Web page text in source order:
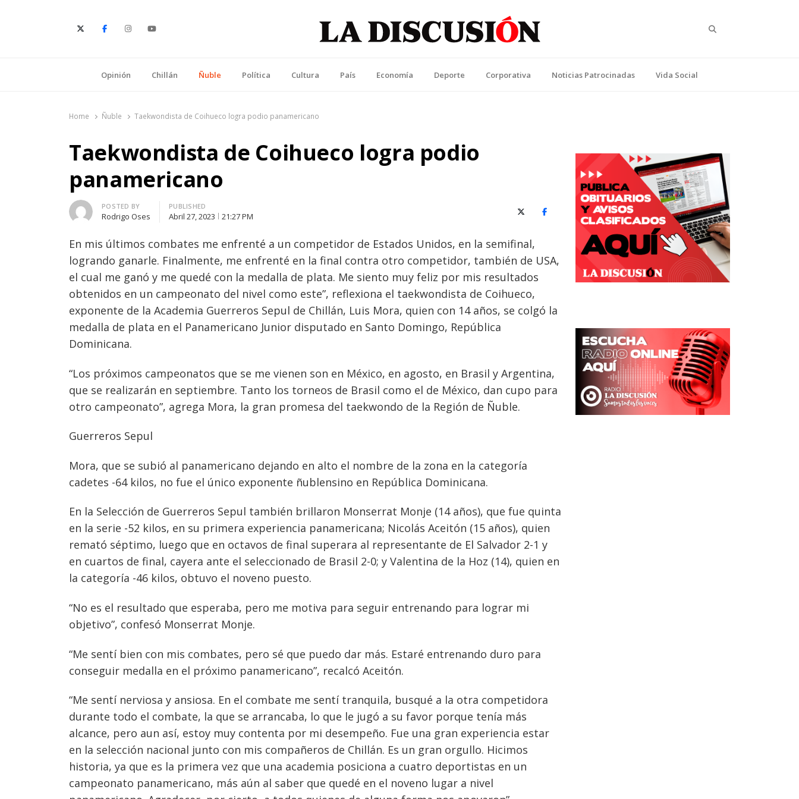
Opinión Chillán Ñuble Política Cultura País Economía Deporte Corporativa Noticias Patrocinadas Vida Social
Home Ñuble Taekwondista de Coihueco logra podio panamericano
Taekwondista de Coihueco logra podio
panamericano
Author
POSTED BY
Rodrigo Oses
PUBLISHED
Abril 27, 2023 21:27 PM X (Twitter)Facebook
En mis últimos combates me enfrenté a un competidor de Estados Unidos, en la semifinal,
logrando ganarle. Finalmente, me enfrenté en la final contra otro competidor, también de USA,
el cual me ganó y me quedé con la medalla de plata. Me siento muy feliz por mis resultados
obtenidos en un campeonato del nivel como este”, reflexiona el taekwondista de Coihueco,
exponente de la Academia Guerreros Sepul de Chillán, Luis Mora, quien con 14 años, se colgó la
medalla de plata en el Panamericano Junior disputado en Santo Domingo, República
Dominicana.
“Los próximos campeonatos que se me vienen son en México, en agosto, en Brasil y Argentina,
que se realizarán en septiembre. Tanto los torneos de Brasil como el de México, dan cupo para
otro campeonato”, agrega Mora, la gran promesa del taekwondo de la Región de Ñuble.
Guerreros Sepul
Mora, que se subió al panamericano dejando en alto el nombre de la zona en la categoría
cadetes -64 kilos, no fue el único exponente ñublensino en República Dominicana.
En la Selección de Guerreros Sepul también brillaron Monserrat Monje (14 años), que fue quinta
en la serie -52 kilos, en su primera experiencia panamericana; Nicolás Aceitón (15 años), quien
remató séptimo, luego que en octavos de final superara al representante de El Salvador 2-1 y
en cuartos de final, cayera ante el seleccionado de Brasil 2-0; y Valentina de la Hoz (14), quien en
la categoría -46 kilos, obtuvo el noveno puesto.
“No es el resultado que esperaba, pero me motiva para seguir entrenando para lograr mi
objetivo”, confesó Monserrat Monje.
“Me sentí bien con mis combates, pero sé que puedo dar más. Estaré entrenando duro para
conseguir medalla en el próximo panamericano”, recalcó Aceitón.
“Me sentí nerviosa y ansiosa. En el combate me sentí tranquila, busqué a la otra competidora
durante todo el combate, la que se arrancaba, lo que le jugó a su favor porque tenía más
alcance, pero aun así, estoy muy contenta por mi desempeño. Fue una gran experiencia estar
en la selección nacional junto con mis compañeros de Chillán. Es un gran orgullo. Hicimos
historia, ya que es la primera vez que una academia posiciona a cuatro deportistas en un
campeonato panamericano, más aún al saber que quedé en el noveno lugar a nivel
Navegación